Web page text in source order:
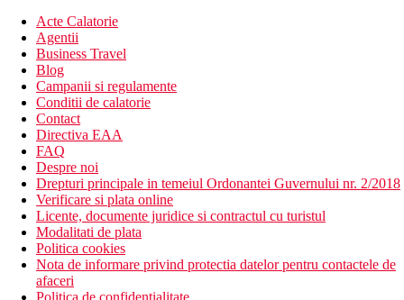
Acte Calatorie
Agentii
Business Travel
Blog
Campanii si regulamente
Conditii de calatorie
Contact
Directiva EAA
FAQ
Despre noi
Drepturi principale in temeiul Ordonantei Guvernului nr. 2/2018
Verificare si plata online
Licente, documente juridice si contractul cu turistul
Modalitati de plata
Politica cookies
Nota de informare privind protectia datelor pentru contactele de
afaceri
Politica de confidentialitate